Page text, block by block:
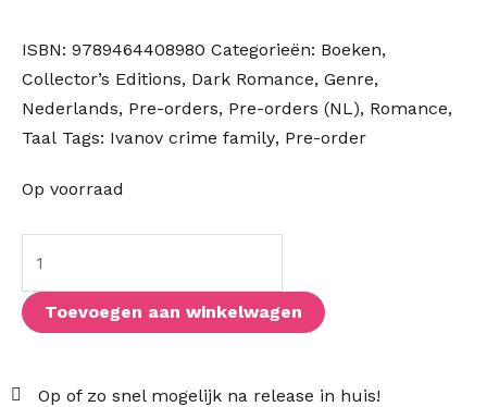
ISBN: 9789464408980 Categorieën: Boeken,
Collector’s Editions, Dark Romance, Genre,
Nederlands, Pre-orders, Pre-orders (NL), Romance,
Taal Tags: Ivanov crime family, Pre-order
Op voorraad
Duistere
Limited
Edition)
aantal
Toevoegen aan winkelwagen
Op of zo snel mogelijk na release in huis!